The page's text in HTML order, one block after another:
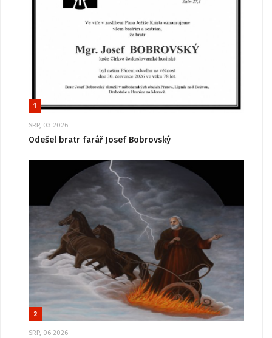
1
SRP, 03 2026
Odešel bratr farář Josef Bobrovský
2
SRP, 06 2026